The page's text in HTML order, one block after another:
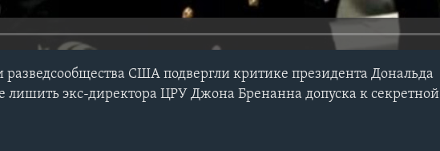
разведсообщества США подвергли критике президента Дональда
лишить экс-директора ЦРУ Джона Бренанна допуска к секретной